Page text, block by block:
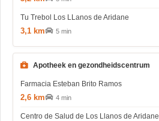
Tu Trebol Los LLanos de Aridane
3,1 km 5 min
Apotheek en gezondheidscentrum
Farmacia Esteban Brito Ramos
2,6 km 4 min
Centro de Salud de Los Llanos de Aridane